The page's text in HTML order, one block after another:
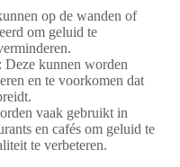
op de wanden of
om geluid te
Deze kunnen worden
en te voorkomen dat
vaak gebruikt in
en cafés om geluid te
te verbeteren.